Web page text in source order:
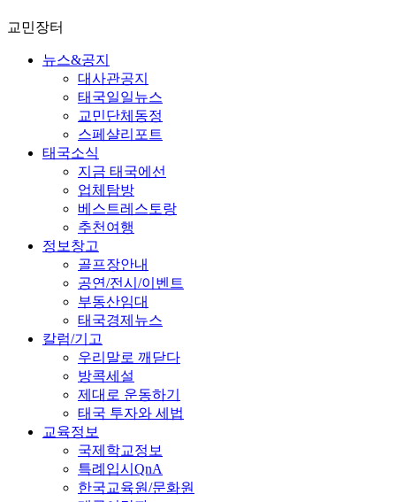
교민장터
뉴스&공지
대사관공지
태국일일뉴스
교민단체동정
스페샬리포트
태국소식
지금 태국에선
업체탐방
베스트레스토랑
추천여행
정보창고
골프장안내
공연/전시/이벤트
부동산임대
태국경제뉴스
칼럼/기고
우리말로 깨닫다
방콕세설
제대로 운동하기
태국 투자와 세법
교육정보
국제학교정보
특례입시QnA
한국교육원/문화원